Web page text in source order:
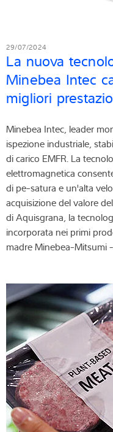
29/07/2024
La nuova
Minebea Intec
migliori
Minebea Intec, leader
ispezione industriale,
di carico EMFR. La
elettromagnetica
di pe-satura e un'alta
acquisizione del valore
di Aquisgrana, la
incorporata nei primi
madre Minebea-Mitsumi